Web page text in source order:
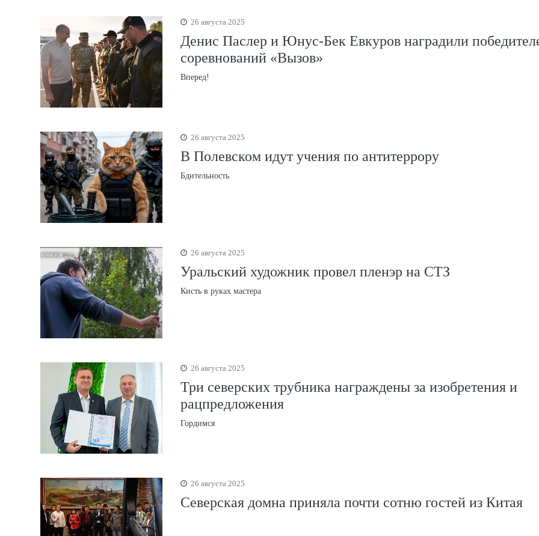
26 августа 2025
Денис Паслер и Юнус-Бек Евкуров наградили
соревнований «Вызов»
Вперед!
26 августа 2025
В Полевском идут учения по антитеррору
Бдительность
26 августа 2025
Уральский художник провел пленэр на СТЗ
Кисть в руках мастера
26 августа 2025
Три северских трубника награждены за изобретения и
рацпредложения
Гордимся
26 августа 2025
Северская домна приняла почти сотню гостей из Китая